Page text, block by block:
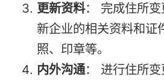
更新资料： 完成住所
新企业的相关资料和证
照、印章等。
内外沟通： 进行住所